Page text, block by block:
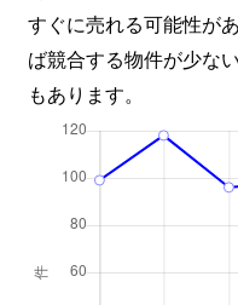
すぐに売れる可能性が
ば競合する物件が少な
もあります。